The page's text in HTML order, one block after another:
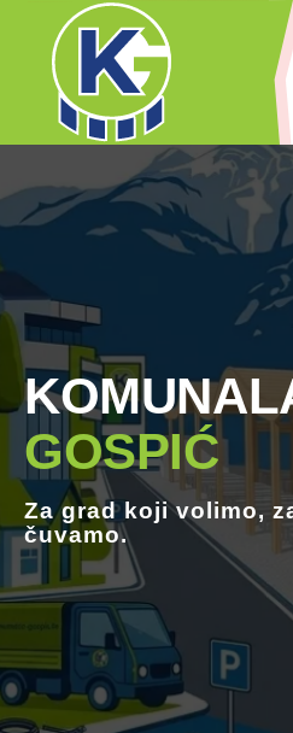
GOSPIĆ
Za grad koji
čuvamo.